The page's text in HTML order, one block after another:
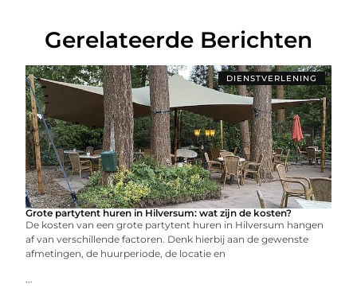
Gerelateerde Berichten
DIENSTVERLENING
Grote partytent huren in Hilversum: wat zijn de kosten?
De kosten van een grote partytent huren in Hilversum hangen
af van verschillende factoren. Denk hierbij aan de gewenste
afmetingen, de huurperiode, de locatie en
...